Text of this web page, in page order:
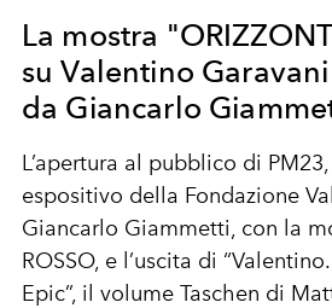
La mostra
su Valentino
da Giancarlo
L’apertura al pubblico di
espositivo della Fondazione
Giancarlo Giammetti, con la
ROSSO, e l’uscita di
Epic”, il volume Taschen di